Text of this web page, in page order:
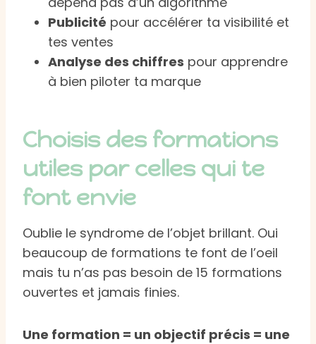
Publicité pour accélérer ta visibilité et
tes ventes
Analyse des chiffres pour apprendre
à bien piloter ta marque
Choisis des formations
utiles par celles qui te
font envie
Oublie le syndrome de l’objet brillant. Oui
beaucoup de formations te font de l’oeil
mais tu n’as pas besoin de 15 formations
ouvertes et jamais finies.
Une formation = un objectif précis = une